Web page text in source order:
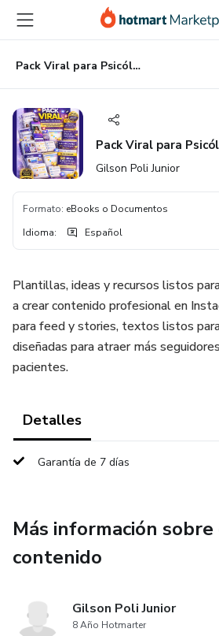
principal
página
de
página
Pack Viral para Psicólogos
Pack Viral para
Gilson Poli Junior
Formato: eBooks o Documentos
Idioma: Español
Plantillas, ideas y recursos listos
a crear contenido profesional en
para feed y stories, textos listos
diseñadas para atraer más
pacientes.
Detalles
Garantía de 7 días
Más información
contenido
Gilson Poli Junior
8 Año Hotmarter